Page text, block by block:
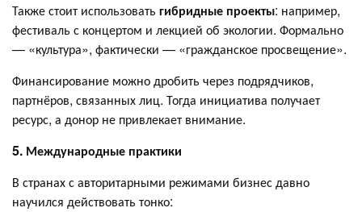
Также стоит использовать гибридные проекты: например,
фестиваль с концертом и лекцией об экологии. Формально
— «культура», фактически — «гражданское просвещение».
Финансирование можно дробить через подрядчиков,
партнёров, связанных лиц. Тогда инициатива получает
ресурс, а донор не привлекает внимание.
5. Международные практики
В странах с авторитарными режимами бизнес давно
научился действовать тонко: